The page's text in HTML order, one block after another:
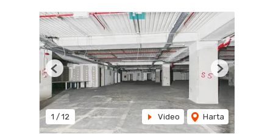
1 / 12 Video Harta
Previous Next